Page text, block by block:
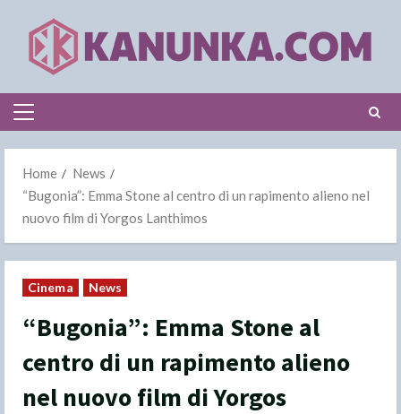
content
Primary
Home
News
“Bugonia”: Emma Stone al centro di un rapimento alieno nel
nuovo film di Yorgos Lanthimos
Cinema News
“Bugonia”: Emma Stone al
centro di un rapimento alieno
nel nuovo film di Yorgos